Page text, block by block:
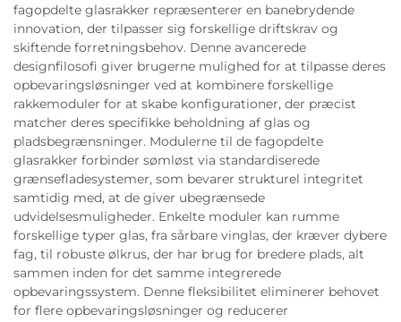
fagopdelte glasrakker repræsenterer en banebrydende
innovation, der tilpasser sig forskellige driftskrav og
skiftende forretningsbehov. Denne avancerede
designfilosofi giver brugerne mulighed for at tilpasse deres
opbevaringsløsninger ved at kombinere forskellige
rakkemoduler for at skabe konfigurationer, der præcist
matcher deres specifikke beholdning af glas og
pladsbegrænsninger. Modulerne til de fagopdelte
glasrakker forbinder sømløst via standardiserede
grænsefladesystemer, som bevarer strukturel integritet
samtidig med, at de giver ubegrænsede
udvidelsesmuligheder. Enkelte moduler kan rumme
forskellige typer glas, fra sårbare vinglas, der kræver dybere
fag, til robuste ølkrus, der har brug for bredere plads, alt
sammen inden for det samme integrerede
opbevaringssystem. Denne fleksibilitet eliminerer behovet
for flere opbevaringsløsninger og reducerer